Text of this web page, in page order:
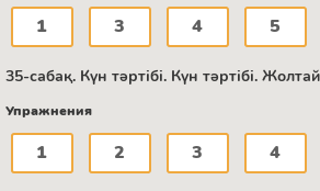
1 3 4 5
35-сабақ. Күн тәртібі. Күн тәртібі.
Упражнения
1 2 3 4